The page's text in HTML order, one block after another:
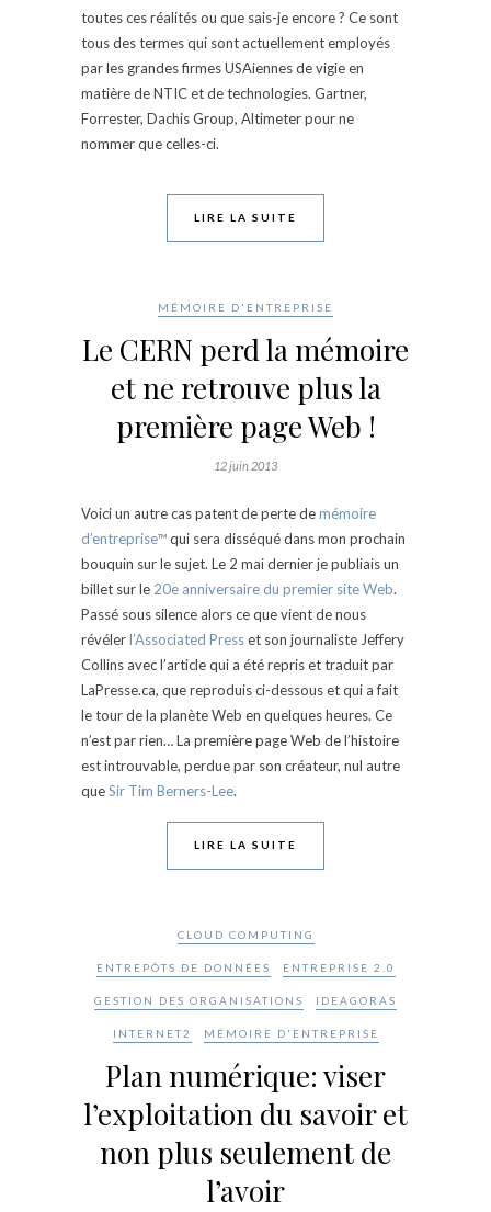
toutes ces réalités ou que sais-je encore ? Ce sont
tous des termes qui sont actuellement employés
par les grandes firmes USAiennes de vigie en
matière de NTIC et de technologies. Gartner,
Forrester, Dachis Group, Altimeter pour ne
nommer que celles-ci.
LIRE LA SUITE
MÉMOIRE D'ENTREPRISE
Le CERN perd la mémoire
et ne retrouve plus la
première page Web !
12 juin 2013
Voici un autre cas patent de perte demémoire
d’entreprise™qui sera disséqué dans mon prochain
bouquin sur le sujet. Le 2 mai dernier je publiais un
billet sur le 20e anniversaire du premier site Web.
Passé sous silence alors ce que vient de nous
révélerl’Associated Presset son journaliste Jeffery
Collins avec l’article qui a été repris et traduit par
LaPresse.ca, que reproduis ci-dessous et qui a fait
le tour de la planète Web en quelques heures. Ce
n’est par rien… La première page Web de l’histoire
est introuvable, perdue par son créateur, nul autre
queSir Tim Berners-Lee.
LIRE LA SUITE
CLOUD COMPUTING
ENTREPÔTS DE DONNÉES ENTREPRISE 2.0
GESTION DES ORGANISATIONS IDEAGORAS
INTERNET2 MÉMOIRE D'ENTREPRISE
Plan numérique: viser
l’exploitation du savoir et
non plus seulement de
l’avoir